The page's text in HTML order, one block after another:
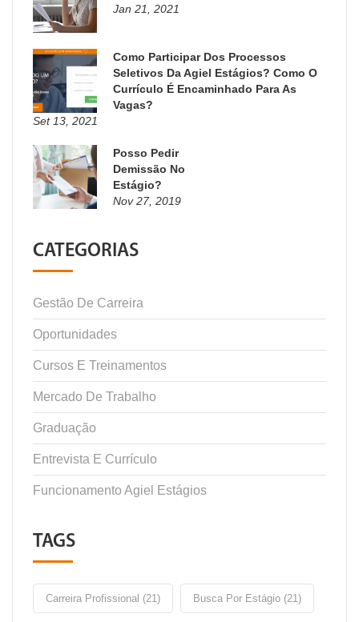
Jan 21, 2021
Como Participar Dos Processos
Seletivos Da Agiel Estágios? Como O
Currículo É Encaminhado Para As
Vagas?
Set 13, 2021
Posso Pedir
Demissão No
Estágio?
Nov 27, 2019
CATEGORIAS
Gestão De Carreira
Oportunidades
Cursos E Treinamentos
Mercado De Trabalho
Graduação
Entrevista E Currículo
Funcionamento Agiel Estágios
TAGS
Carreira Profissional (21) Busca Por Estágio (21)